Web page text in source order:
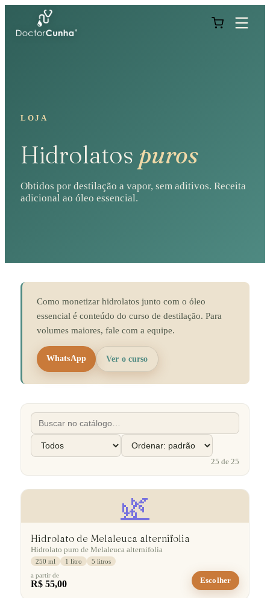
LOJA
Hidrolatos puros
Obtidos por destilação a vapor, sem aditivos. Receita
adicional ao óleo essencial.
Como monetizar hidrolatos junto com o óleo
essencial é conteúdo do curso de destilação. Para
volumes maiores, fale com a equipe.
WhatsApp Ver o curso
25 de25
🌿
Hidrolato de Melaleuca alternifolia
Hidrolato puro de Melaleuca alternifolia
250 ml 1 litro
5 litros
a partir de
R$ 55,00 Escolher